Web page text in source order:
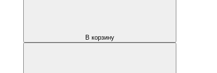
В корзину